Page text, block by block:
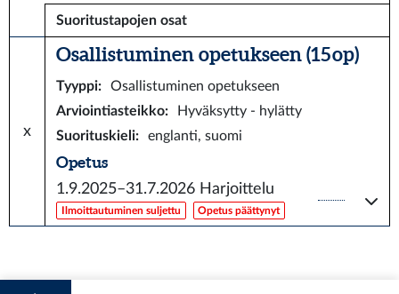
Suoritustapojen osat
x
Osallistuminen opetukseen (15 op)
Tyyppi:
Osallistuminen opetukseen
Arviointiasteikko:
Hyväksytty - hylätty
Suorituskieli: englanti, suomi
Opetus
1.9.2025–31.7.2026 Harjoittelu
Ilmoittautuminen suljettu Opetus päättynyt